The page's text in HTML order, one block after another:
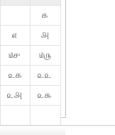
௧
௭
௮
௰௪
௰௫
௨௧
௨௨
௨௮
௨௯